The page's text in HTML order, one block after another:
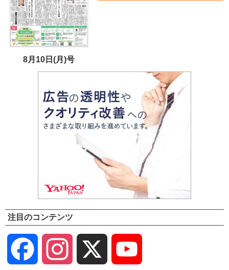
8月10日(月)号
注目のコンテンツ
Facebook Instagram